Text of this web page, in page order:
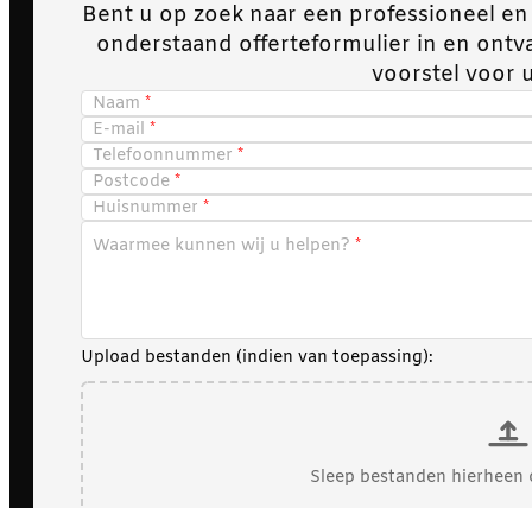
Bent u op zoek naar een professioneel
onderstaand offerteformulier in en
voorstel voor
Naam
E-mail
Telefoonnummer
Postcode
Huisnummer
Waarmee kunnen wij u helpen?
Upload bestanden (indien van toepassing):
Sleep bestanden